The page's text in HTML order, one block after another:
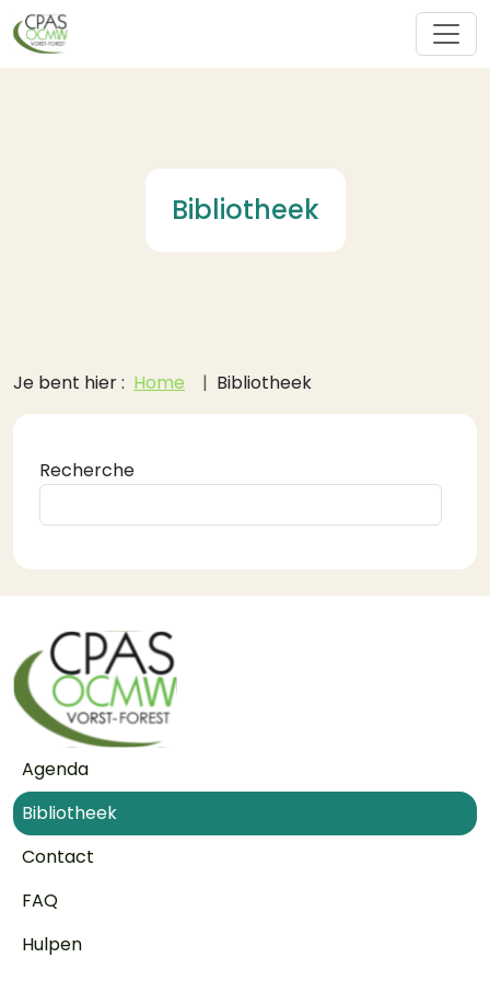
Overslaan en naar de inhoud gaan
Bibliotheek
Kruimelpad
Je bent hier : Home Bibliotheek
Recherche
Voet
Agenda
Bibliotheek
Contact
FAQ
Hulpen